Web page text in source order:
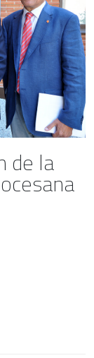
de la